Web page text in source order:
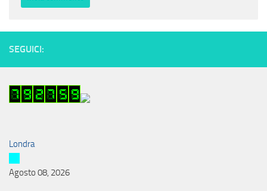
SEGUICI:
Londra
Agosto 08, 2026